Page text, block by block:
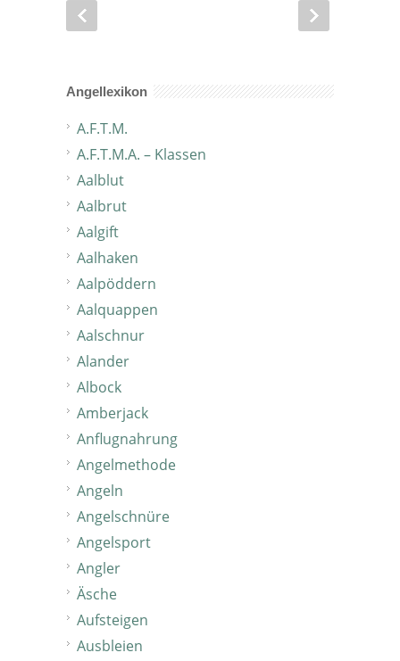
Angellexikon
A.F.T.M.
A.F.T.M.A. – Klassen
Aalblut
Aalbrut
Aalgift
Aalhaken
Aalpöddern
Aalquappen
Aalschnur
Alander
Albock
Amberjack
Anflugnahrung
Angelmethode
Angeln
Angelschnüre
Angelsport
Angler
Äsche
Aufsteigen
Ausbleien